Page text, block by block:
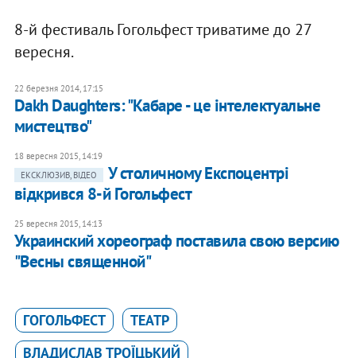
8-й фестиваль Гогольфест триватиме до 27
вересня.
22 березня 2014, 17:15
Dakh Daughters: "Кабаре - це інтелектуальне
мистецтво"
18 вересня 2015, 14:19
ЕКСКЛЮЗИВ, ВІДЕО
У столичному Експоцентрі
відкрився 8-й Гогольфест
25 вересня 2015, 14:13
Украинский хореограф поставила свою версию
"Весны священной"
ГОГОЛЬФЕСТ
ТЕАТР
ВЛАДИСЛАВ ТРОЇЦЬКИЙ